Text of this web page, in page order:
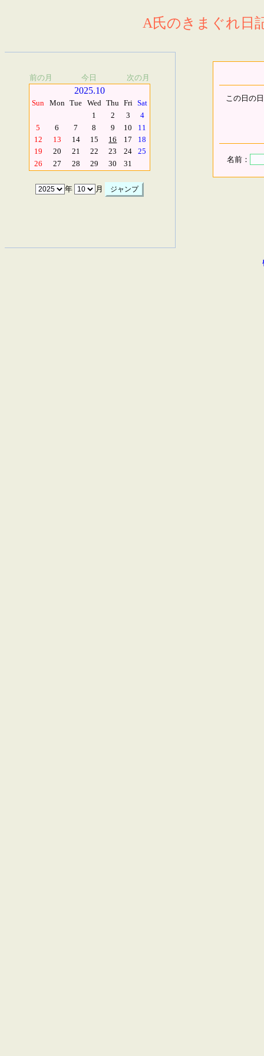
A氏のきまぐれ日
前の月 今日 次の月
2025.10
Sun Mon Tue Wed Thu Fri Sat
1
2 3
4
5
6 7 8 9 10
11
12
13 14 15 16 17
18
19
20 21 22 23 24
25
26
27 28 29 30 31
年 月
この日の
名前：